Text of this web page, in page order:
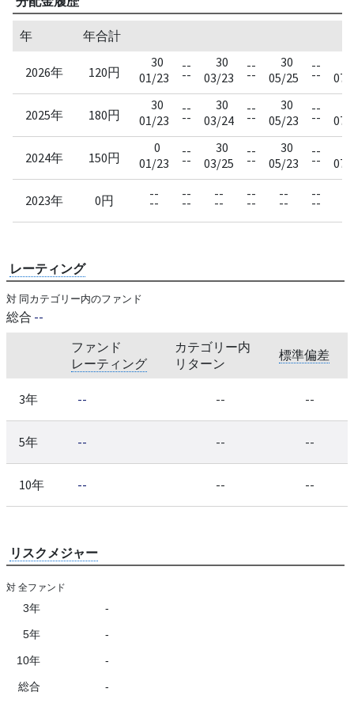
年 年合計
2026年 120円
30
01/23
--
--
30
03/23
--
--
30
05/25
--
--
07/
2025年 180円
30
01/23
--
--
30
03/24
--
--
30
05/23
--
--
07/
2024年 150円
0
01/23
--
--
30
03/25
--
--
30
05/23
--
--
07/
2023年 0円 --
--
--
--
--
--
--
--
--
--
--
--
レーティング
対 同カテゴリー内のファンド
総合 --
ファンド
レーティング
カテゴリー内
リターン
標準偏差
3年 -- -- --
5年 -- -- --
10年 -- -- --
リスクメジャー
対 全ファンド
3年 -
5年 -
10年 -
総合 -